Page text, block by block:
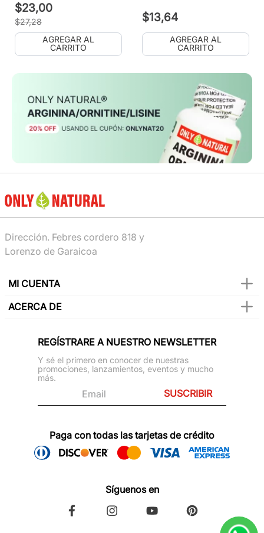
$23,00
$27,28
AGREGAR AL
CARRITO
$13,64
AGREGAR AL
CARRITO
Dirección. Febres cordero 818 y
Lorenzo de Garaicoa
MI CUENTA
ACERCA DE
REGÍSTRARE A NUESTRO NEWSLETTER
Y sé el primero en conocer de nuestras
promociones, lanzamientos, eventos y mucho
más.
SUSCRIBIR
Paga con todas las tarjetas de crédito
Síguenos en